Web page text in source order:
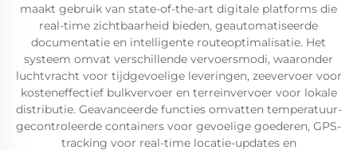
maakt gebruik van state-of-the-art digitale platforms die
real-time zichtbaarheid bieden, geautomatiseerde
documentatie en intelligente routeoptimalisatie. Het
systeem omvat verschillende vervoersmodi, waaronder
luchtvracht voor tijdgevoelige leveringen, zeevervoer voor
kosteneffectief bulkvervoer en terreinvervoer voor lokale
distributie. Geavanceerde functies omvatten temperatuur-
gecontroleerde containers voor gevoelige goederen, GPS-
tracking voor real-time locatie-updates en